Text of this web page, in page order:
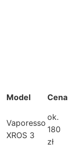
Model Cena
Vaporesso
XROS 3
ok.
180
zł